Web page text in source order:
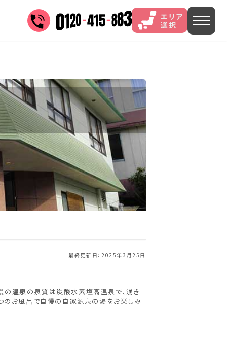
茨城県(4) 埼玉県(1)
東京都(9)
長野県(14) 石川県(7)
最終更新日：2025年3月25日
温泉の泉質は炭酸水素塩高温泉で、湧き
のお風呂で自慢の自家源泉の湯をお楽しみ